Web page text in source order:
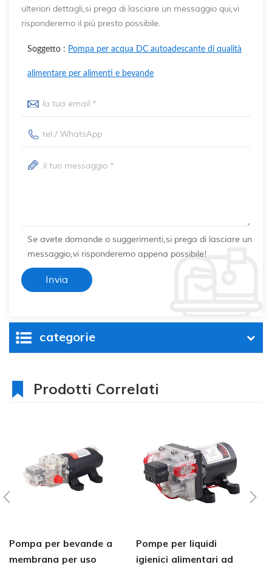
ulteriori dettagli,si prega di lasciare un messaggio qui,vi
risponderemo il più presto possibile.
Soggetto : Pompa per acqua DC autoadescante di qualità
alimentare per alimenti e bevande
Se avete domande o suggerimenti,si prega di lasciare un
messaggio,vi risponderemo appena possibile!
categorie
Prodotti Correlati
Pompa per bevande a
membrana per uso
Pompe per liquidi
igienici alimentari ad